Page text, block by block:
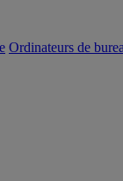
Ordinateurs de